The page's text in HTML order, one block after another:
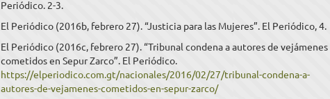
Periódico. 2-3.
El Periódico (2016b, febrero 27). “Justicia para las Mujeres”. El Periódico, 4.
El Periódico (2016c, febrero 27). “Tribunal condena a autores de vejámenes
cometidos en Sepur Zarco”. El Periódico.
https://elperiodico.com.gt/nacionales/2016/02/27/tribunal-condena-a-
autores-de-vejamenes-cometidos-en-sepur-zarco/